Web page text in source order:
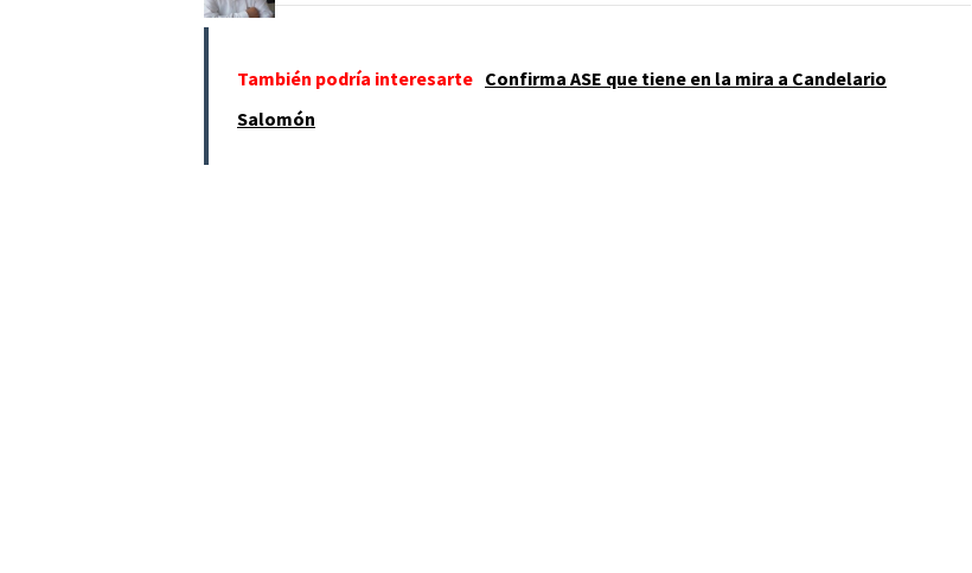
También podría interesarte Confirma ASE que tiene en la mira a Candelario
Salomón